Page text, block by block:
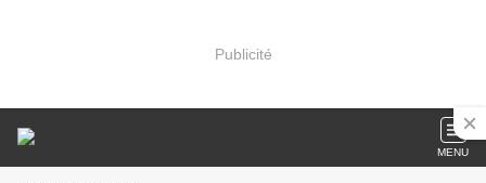
Publicité
MENU